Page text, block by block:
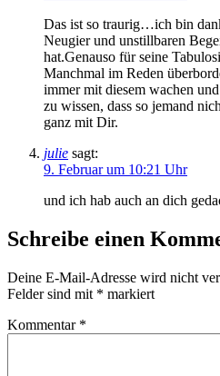
Das ist so traurig…ich bin
Neugier und unstillbaren
hat.Genauso für seine
Manchmal im Reden
immer mit diesem wachen
zu wissen, dass so jemand
ganz mit Dir.
julie sagt:
9. Februar um 10:21 Uhr
und ich hab auch an dich
Schreibe einen
Deine E-Mail-Adresse wird nicht
Felder sind mit * markiert
Kommentar *